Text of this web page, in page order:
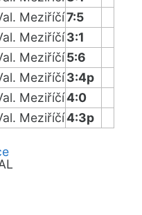
Meziříčí7:5
Meziříčí3:1
Meziříčí5:6
Meziříčí3:4p
Meziříčí4:0
Meziříčí4:3p